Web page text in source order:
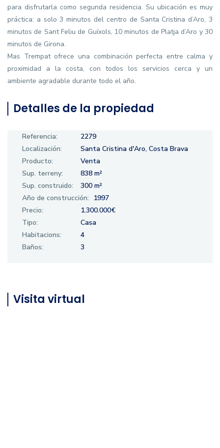
para disfrutarla como segunda residencia. Su ubicación es muy
práctica: a solo 3 minutos del centro de Santa Cristina d’Aro, 3
minutos de Sant Feliu de Guíxols, 10 minutos de Platja d’Aro y 30
minutos de Girona.
Mas Trempat ofrece una combinación perfecta entre calma y
proximidad a la costa, con todos los servicios cerca y un
ambiente agradable durante todo el año.
Detalles de la propiedad
Referencia:
2279
Localización:
Santa Cristina d'Aro, Costa Brava
Producto:
Venta
Sup. terreny:
838 m²
Sup. construido:
300 m²
Año de construcción:
1997
Precio:
1.300.000€
Tipo:
Casa
Habitacions:
4
Baños:
3
Visita virtual